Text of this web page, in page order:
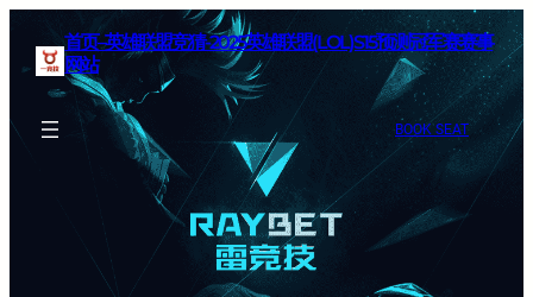
首页–英雄联盟竞猜-2025英雄联盟(LOL)S15预测冠军赛赛事
网站
BOOK SEAT